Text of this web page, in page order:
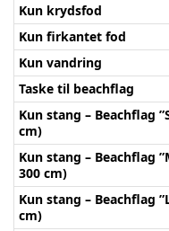
Kun krydsfod
Kun firkantet fod
Kun vandring
Taske til beachflag
Kun stang – Beachflag
cm)
Kun stang – Beachflag
300 cm)
Kun stang – Beachflag
cm)